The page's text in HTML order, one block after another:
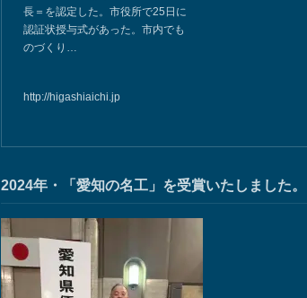
長＝を認定した。市役所で25日に
認証状授与式があった。市内でも
のづくり…
http://higashiaichi.jp
2024年・「愛知の名工」を受賞いたしました。